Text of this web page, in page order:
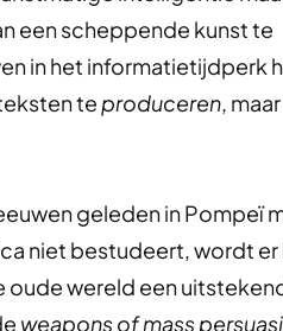
een scheppende kunst te
in het informatietijdperk
te produceren ,
geleden in Pompeï
niet bestudeert, wordt er
oude wereld een
weapons of mass